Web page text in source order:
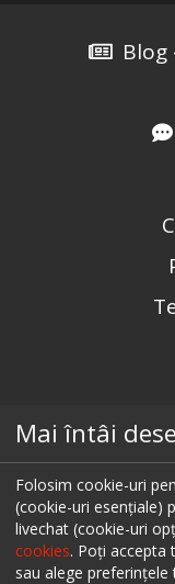
Mai întâi
Folosim cookie-uri
(cookie-uri esențiale)
livechat (cookie-uri
cookies. Poți accepta
sau alege preferințele